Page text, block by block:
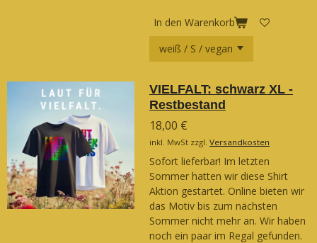
In den Warenkorb
VIELFALT: schwarz XL -
Restbestand
18,00 €
inkl. MwSt zzgl. Versandkosten
Sofort lieferbar! Im letzten
Sommer hatten wir diese Shirt
Aktion gestartet. Online bieten wir
das Motiv bis zum nächsten
Sommer nicht mehr an. Wir haben
noch ein paar im Regal gefunden.